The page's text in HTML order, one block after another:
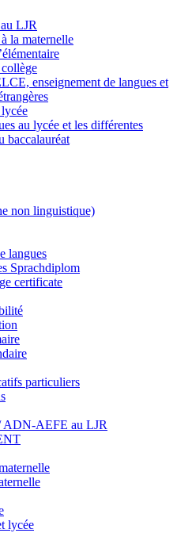
LJR
la maternelle
enseignement de langues et
au lycée et les différentes
baccalauréat
non linguistique)
langues
Sprachdiplom
certificate
particuliers
ADN-AEFE au LJR
lycée